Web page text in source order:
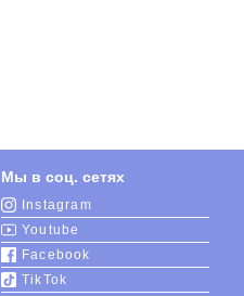
Мы в соц. сетях
Instagram
Youtube
Facebook
TikTok